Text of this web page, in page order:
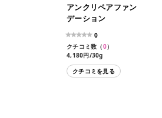
アンクリペアファン
デーション
0
クチコミ数（0）
4,180円/30g
クチコミを見る